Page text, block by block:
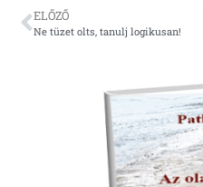
ELŐZŐ
Ne tüzet olts, tanulj logikusan!